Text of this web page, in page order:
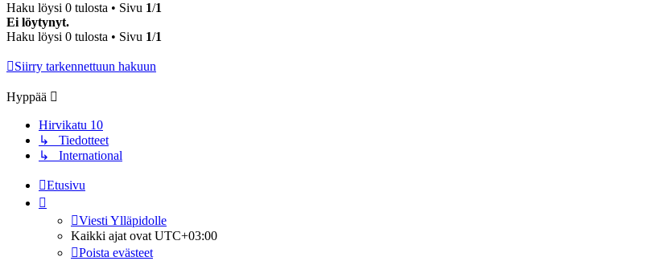
Haku löysi 0 tulosta • Sivu 1/1
Ei löytynyt.
Haku löysi 0 tulosta • Sivu 1/1
Siirry tarkennettuun hakuun
Hyppää
Hirvikatu 10
↳ Tiedotteet
↳ International
Etusivu
Viesti Ylläpidolle
Kaikki ajat ovat UTC+03:00
Poista evästeet